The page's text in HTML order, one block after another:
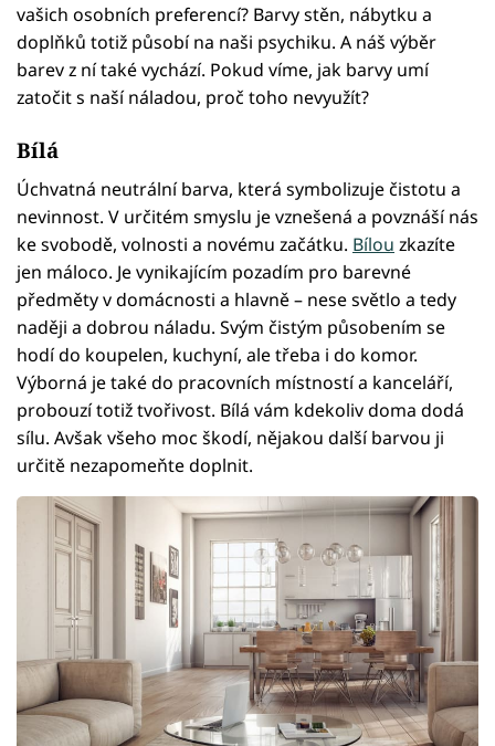
vašich osobních preferencí? Barvy stěn, nábytku a
doplňků totiž působí na naši psychiku. A náš výběr
barev z ní také vychází. Pokud víme, jak barvy umí
zatočit s naší náladou, proč toho nevyužít?
Bílá
Úchvatná neutrální barva, která symbolizuje čistotu a
nevinnost. V určitém smyslu je vznešená a povznáší nás
ke svobodě, volnosti a novému začátku. Bílou zkazíte
jen máloco. Je vynikajícím pozadím pro barevné
předměty v domácnosti a hlavně – nese světlo a tedy
naději a dobrou náladu. Svým čistým působením se
hodí do koupelen, kuchyní, ale třeba i do komor.
Výborná je také do pracovních místností a kanceláří,
probouzí totiž tvořivost. Bílá vám kdekoliv doma dodá
sílu. Avšak všeho moc škodí, nějakou další barvou ji
určitě nezapomeňte doplnit.